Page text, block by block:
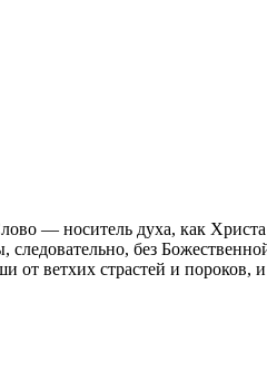
— носитель духа, как
без
ветхих страстей и пороков,